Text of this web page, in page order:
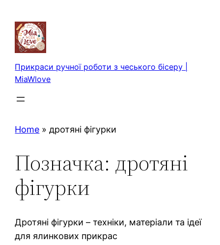
вмісту
Прикраси ручної роботи з чеського бісеру |
MiaWlove
Home »дротяні фігурки
Позначка: дротяні
фігурки
Дротяні фігурки – техніки, матеріали та ідеї
для ялинкових прикрас